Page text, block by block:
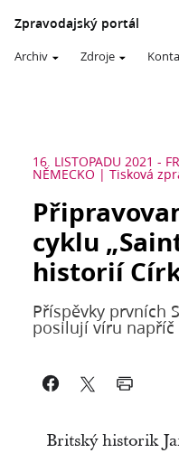
Zpravodajský portál
Archiv Zdroje
16. LISTOPADU 2021 -
NĚMECKO Tisková
cyklu
historií
Příspěvky prvních
posilují víru
Britský historik